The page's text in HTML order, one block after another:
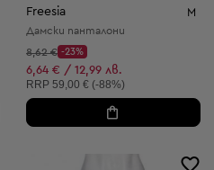
Freesia M
Дамски панталони
Начална цена:
8,62 €
Discount Price:
-23%
Намалена цена:
6,64 € / 12,99 лв.
Препоръчителна цена:
RRP 59,00 € (-88%)